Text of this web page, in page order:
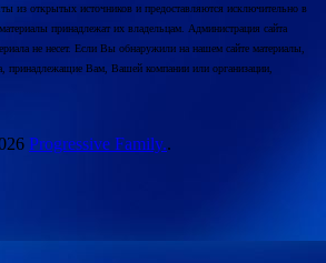
из открытых источников и предоставляются исключительно в
принадлежат их владельцам. Администрация сайта
не несет. Если Вы обнаружили на нашем сайте материалы,
принадлежащие Вам, Вашей компании или организации,
Progressive Family..